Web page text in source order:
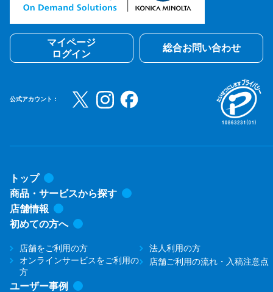
マイページ
ログイン
総合お問い合わせ
公式アカウント：
トップ
商品・サービスから探す
店舗情報
初めての方へ
店舗をご利用の方
法人利用の方
オンラインサービスをご利用の
方
店舗ご利用の流れ・入稿注意点
ユーザー事例